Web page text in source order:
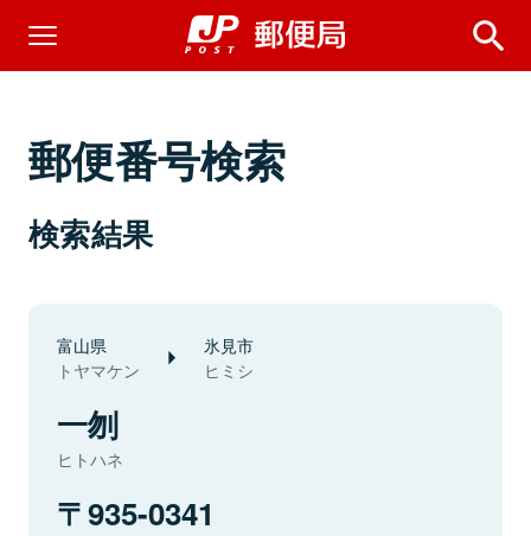
郵便番号検索
検索結果
富山県
トヤマケン
氷見市
ヒミシ
一刎
ヒトハネ
935-0341